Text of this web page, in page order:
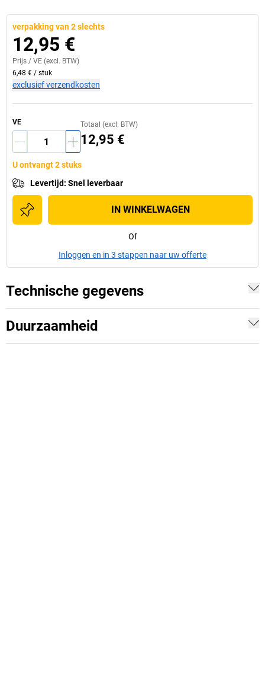
verpakking van 2 slechts
12,95 €
Prijs / VE (excl. BTW)
6,48 € / stuk
exclusief verzendkosten
VE Totaal (excl. BTW)
12,95 €
U ontvangt 2 stuks
Levertijd: Snel leverbaar
IN WINKELWAGEN
Of
Inloggen en in 3 stappen naar uw offerte
Technische gegevens
Duurzaamheid